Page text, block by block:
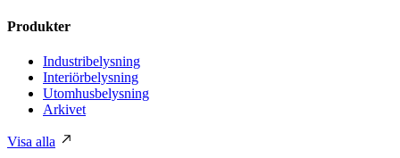
Produkter
Industribelysning
Interiörbelysning
Utomhusbelysning
Arkivet
Visa alla